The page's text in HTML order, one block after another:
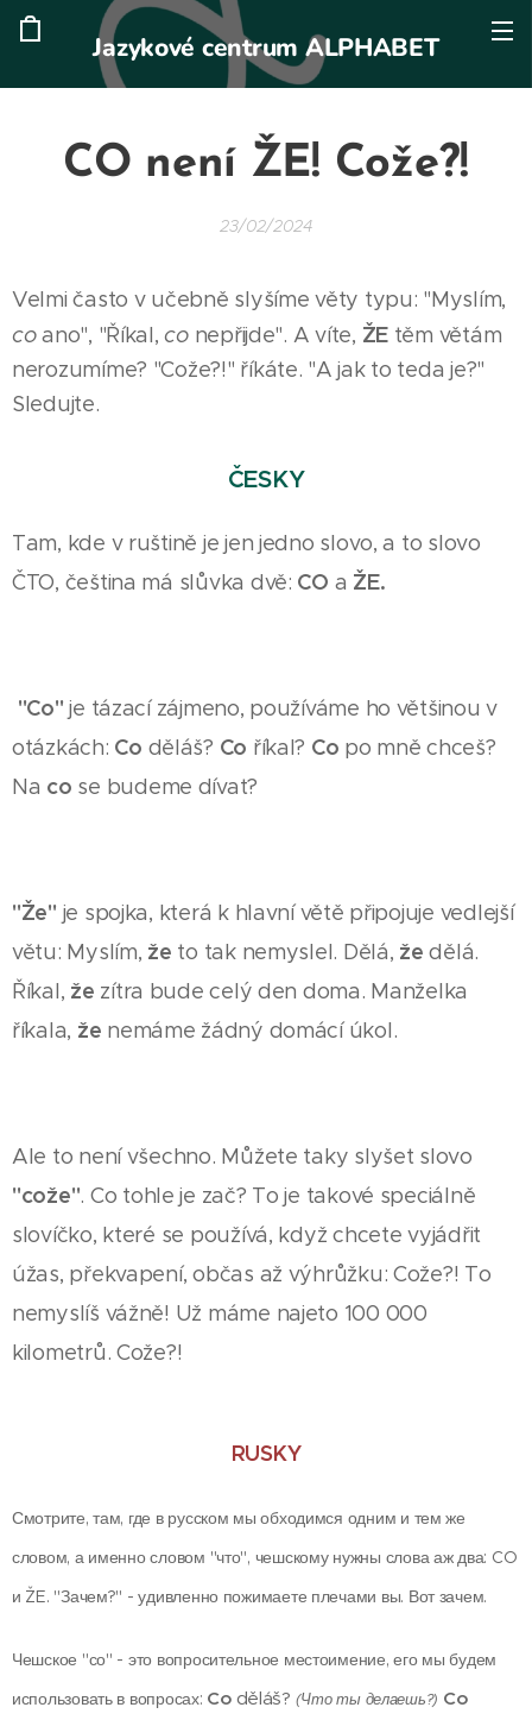
Jazykové centrum ALPHABET
CO není ŽE! Cože?!
23/02/2024
Velmi často v učebně slyšíme věty typu: "Myslím,
coano", "Říkal,conepřijde". A víte, ŽEtěm větám
nerozumíme? "Cože?!" říkáte. "A jak to teda je?"
Sledujte.
ČESKY
Tam, kde v ruštině je jen jedno slovo, a to slovo
ČTO, čeština má slůvka dvě: CO a ŽE.
"Co" je tázací zájmeno, používáme ho většinou v
otázkách: Co děláš? Co říkal? Co po mně chceš?
Na co se budeme dívat?
"Že" je spojka, která k hlavní větě připojuje vedlejší
větu: Myslím, že to tak nemyslel. Dělá, že dělá.
Říkal, že zítra bude celý den doma. Manželka
říkala, že nemáme žádný domácí úkol.
Ale to není všechno. Můžete taky slyšet slovo
"cože". Co tohle je zač? To je takové speciálně
slovíčko, které se používá, když chcete vyjádřit
úžas, překvapení, občas až výhrůžku: Cože?! To
nemyslíš vážně! Už máme najeto 100 000
kilometrů. Cože?!
RUSKY
Смотрите, там, где в русском мы обходимся одним и тем же
словом, а именно словом "что", чешскому нужны слова аж два: CO
и ŽE. "Зачем?" - удивленно пожимаете плечами вы. Вот зачем.
Чешское "со" - это вопросительное местоимение, его мы будем
использовать в вопросах: Coděláš? (Что ты делаешь?) Co